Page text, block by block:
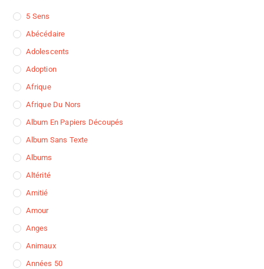
5 Sens
Abécédaire
Adolescents
Adoption
Afrique
Afrique Du Nors
Album En Papiers Découpés
Album Sans Texte
Albums
Altérité
Amitié
Amour
Anges
Animaux
Années 50